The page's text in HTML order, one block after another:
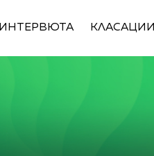
ИНТЕРВЮТА КЛАСАЦИИ